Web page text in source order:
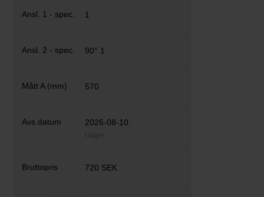
1
90° 1
570
2026-08-10
I lager
720 SEK